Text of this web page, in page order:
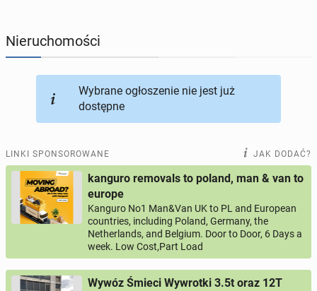
KUPIĘ & SPRZEDAM
Nieruchomości
Wybrane ogłoszenie nie jest już
dostępne
LINKI SPONSOROWANE JAK DODAĆ?
kanguro removals to poland, man & van to
europe
Kanguro No1 Man&Van UK to PL and European
countries, including Poland, Germany, the
Netherlands, and Belgium. Door to Door, 6 Days a
week. Low Cost,Part Load
Wywóz Śmieci Wywrotki 3.5t oraz 12T